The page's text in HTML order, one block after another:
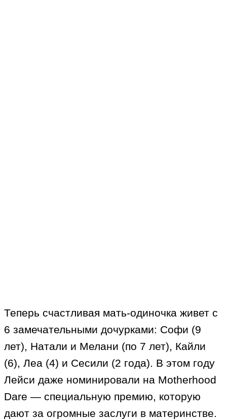
Теперь счастливая мать-одиночка живет с
6 замечательными дочурками: Софи (9
лет), Натали и Мелани (по 7 лет), Кайли
(6), Леа (4) и Сесили (2 года). В этом году
Лейси даже номинировали на Motherhood
Dare — специальную премию, которую
дают за огромные заслуги в материнстве.